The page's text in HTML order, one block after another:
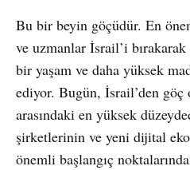
Bu bir beyin göçüdür. En
ve uzmanlar İsrail’i
bir yaşam ve daha yüksek
ediyor. Bugün, İsrail’den göç
arasındaki en yüksek
şirketlerinin ve yeni dijital
önemli başlangıç